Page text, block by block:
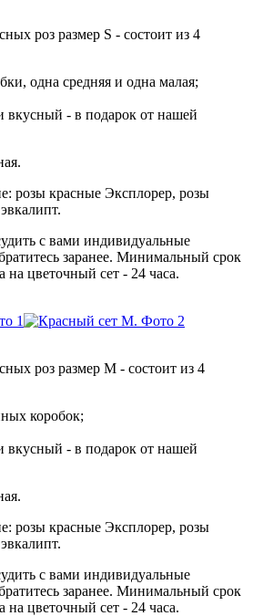
роз размер S - состоит из 4
одна средняя и одна малая;
вкусный - в подарок от нашей
розы красные Эксплорер, розы
с вами индивидуальные
заранее. Минимальный срок
на цветочный сет - 24 часа.
роз размер M - состоит из 4
коробок;
вкусный - в подарок от нашей
розы красные Эксплорер, розы
с вами индивидуальные
заранее. Минимальный срок
на цветочный сет - 24 часа.